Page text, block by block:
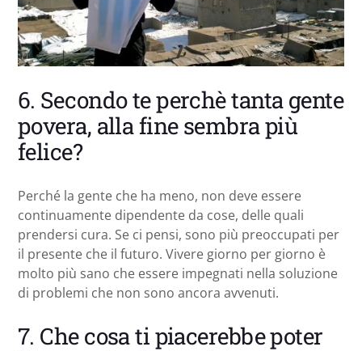
6. Secondo te perchè tanta gente
povera, alla fine sembra più
felice?
Perché la gente che ha meno, non deve essere
continuamente dipendente da cose, delle quali
prendersi cura. Se ci pensi, sono più preoccupati per
il presente che il futuro. Vivere giorno per giorno è
molto più sano che essere impegnati nella soluzione
di problemi che non sono ancora avvenuti.
7. Che cosa ti piacerebbe poter